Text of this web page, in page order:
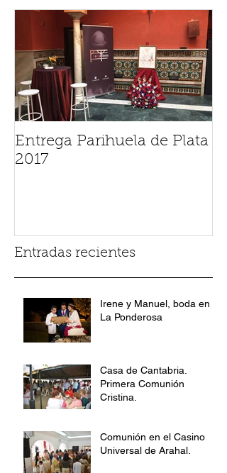
Entrega Parihuela de Plata
2017
Entradas recientes
Irene y Manuel, boda en
La Ponderosa
Casa de Cantabria.
Primera Comunión
Cristina.
Comunión en el Casino
Universal de Arahal.